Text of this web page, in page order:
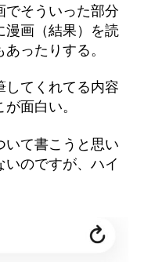
でそういった部分
漫画（結果）を読
ったりする。
てくれてる内容
面白い。
て書こうと思い
いのですが、ハイ